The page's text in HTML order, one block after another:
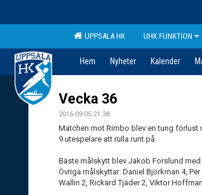
UPPSALA HK UHK FUNKTION
Hem Nyheter Kalender
Vecka 36
2016-09-05 21:38
Matchen mot Rimbo blev en tung förlust
9 utespelare att rulla runt på.
Bäste målskytt blev Jakob Forslund med
Övriga målskyttar: Daniel Björkman 4,
Wallin 2, Rickard Tjäder 2, Viktor